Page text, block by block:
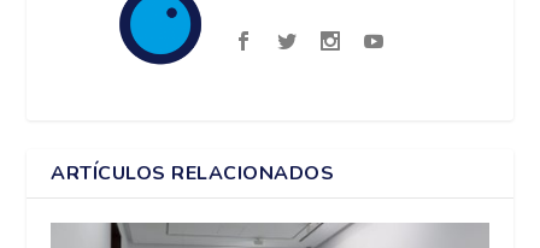
ARTÍCULOS RELACIONADOS